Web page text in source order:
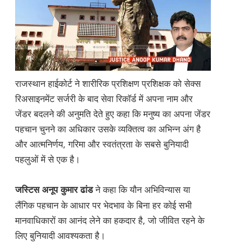
राजस्थान हाईकोर्ट ने शारीरिक प्रशिक्षण प्रशिक्षक को सेक्स
रिअसाइनमेंट सर्जरी के बाद सेवा रिकॉर्ड में अपना नाम और
जेंडर बदलने की अनुमति देते हुए कहा कि मनुष्य का अपना जेंडर
पहचान चुनने का अधिकार उसके व्यक्तित्व का अभिन्न अंग है
और आत्मनिर्णय, गरिमा और स्वतंत्रता के सबसे बुनियादी
पहलुओं में से एक है।
जस्टिस अनूप कुमार ढांडने कहा कि यौन अभिविन्यास या
लैंगिक पहचान के आधार पर भेदभाव के बिना हर कोई सभी
मानवाधिकारों का आनंद लेने का हकदार है, जो जीवित रहने के
लिए बुनियादी आवश्यकता है।